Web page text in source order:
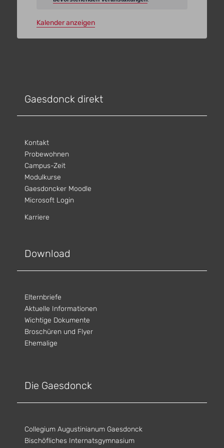
Kalender anzeigen
Gaesdonck direkt
Kontakt
Probewohnen
Campus-Zeit
Modulkurse
Gaesdoncker Moodle
Microsoft Login
Karriere
Download
Elternbriefe
Aktuelle Informationen
Wichtige Dokumente
Broschüren und Flyer
Ehemalige
Die Gaesdonck
Collegium Augustinianum Gaesdonck
Bischöfliches Internatsgymnasium